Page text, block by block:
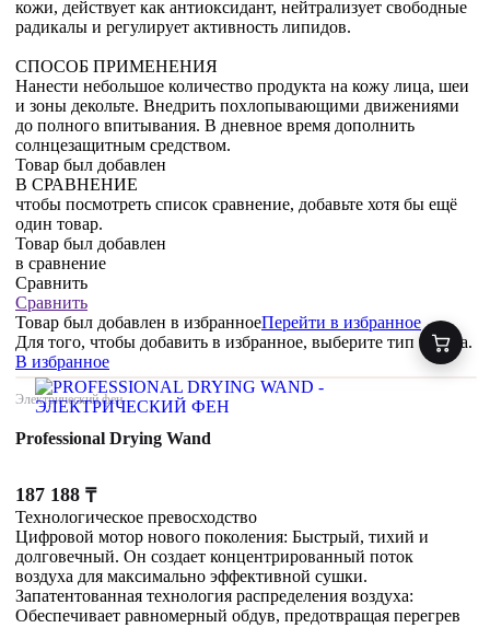
кожи, действует как антиоксидант, нейтрализует свободные
радикалы и регулирует активность липидов.
СПОСОБ ПРИМЕНЕНИЯ
Нанести небольшое количество продукта на кожу лица, шеи
и зоны декольте. Внедрить похлопывающими движениями
до полного впитывания. В дневное время дополнить
солнцезащитным средством.
Товар был добавлен
В СРАВНЕНИЕ
чтобы посмотреть список сравнение, добавьте хотя бы ещё
один товар.
Товар был добавлен
в сравнение
Сравнить
Сравнить
Товар был добавлен в избранноеПерейти в избранное
Для того, чтобы добавить в избранное, выберите тип товара.
В избранное
Электрический фен
Professional Drying Wand
187 188 ₸
Технологическое превосходство
Цифровой мотор нового поколения: Быстрый, тихий и
долговечный. Он создает концентрированный поток
воздуха для максимально эффективной сушки.
Запатентованная технология распределения воздуха:
Обеспечивает равномерный обдув, предотвращая перегрев